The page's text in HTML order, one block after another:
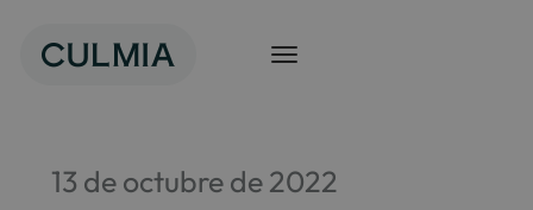
contenido
13 de octubre de 2022